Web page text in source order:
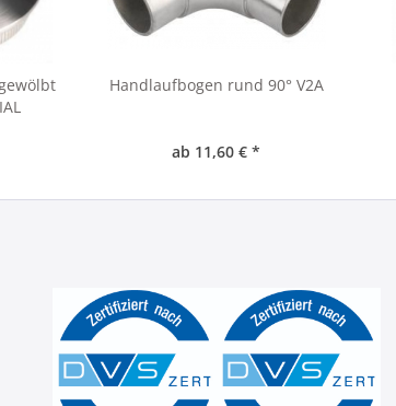
Handlaufbogen rund 90° V2A
ab 11,60 € *